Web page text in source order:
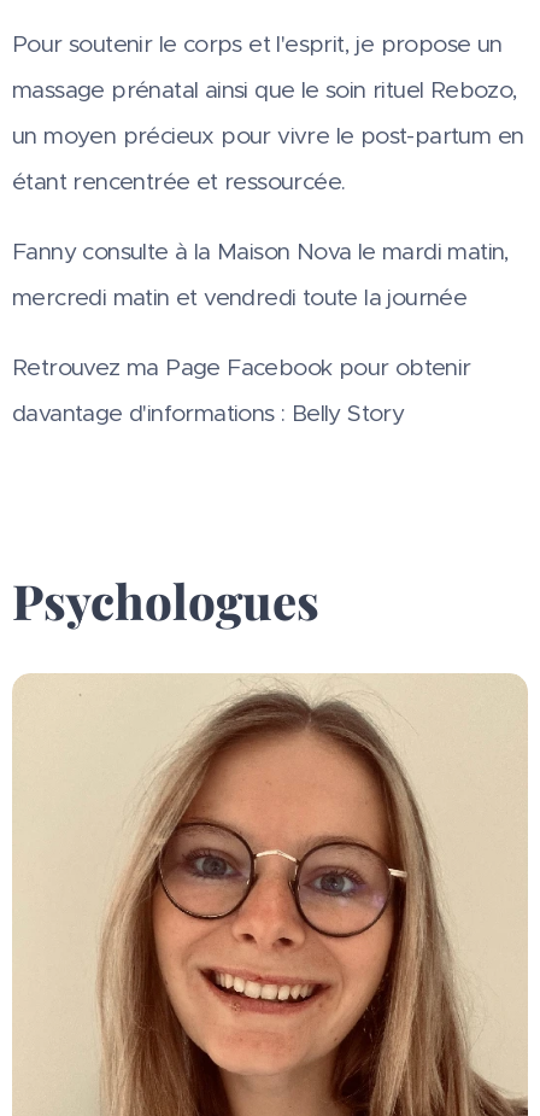
Pour soutenir le corps et l'esprit, je propose un
massage prénatal ainsi que le soin rituel Rebozo,
un moyen précieux pour vivre le post-partum en
étant rencentrée et ressourcée.
Fanny consulte à la Maison Nova le mardi matin,
mercredi matin et vendredi toute la journée
Retrouvez ma Page Facebook pour obtenir
davantage d'informations : Belly Story
Psychologues